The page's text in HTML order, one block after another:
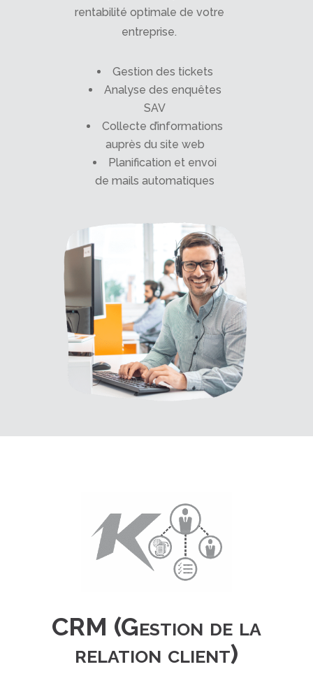
rentabilité optimale de votre
entreprise.
Gestion des tickets
Analyse des enquêtes
SAV
Collecte d’informations
auprès du site web
Planification et envoi
de mails automatiques
CRM (Gestion de la
relation client)